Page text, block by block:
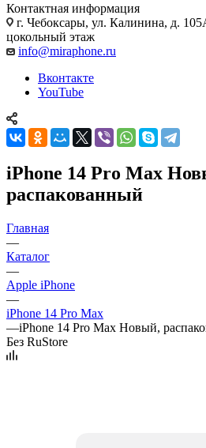
Контактная информация
г. Чебоксары, ул. Калинина, д.
цокольный этаж
info@miraphone.ru
Вконтакте
YouTube
iPhone 14 Pro Max
распакованный
Главная
—
Каталог
—
Apple iPhone
—
iPhone 14 Pro Max
—iPhone 14 Pro Max Новый,
Без RuStore